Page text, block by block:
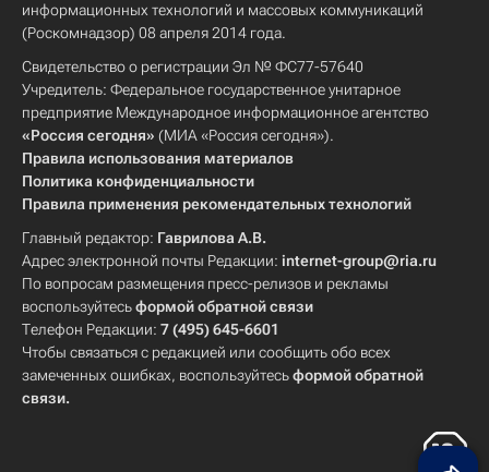
информационных технологий и массовых коммуникаций
(Роскомнадзор) 08 апреля 2014 года.
Свидетельство о регистрации Эл № ФС77-57640
Учредитель: Федеральное государственное унитарное
предприятие Международное информационное агентство
«Россия сегодня» (МИА «Россия сегодня»).
Правила использования материалов
Политика конфиденциальности
Правила применения рекомендательных технологий
Главный редактор: Гаврилова А.В.
Адрес электронной почты Редакции: internet-group@ria.ru
По вопросам размещения пресс-релизов и рекламы
воспользуйтесьформой обратной связи
Телефон Редакции: 7 (495) 645-6601
Чтобы связаться с редакцией или сообщить обо всех
замеченных ошибках, воспользуйтесьформой обратной
связи.